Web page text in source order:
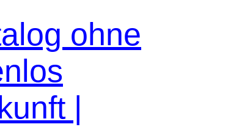
ohne
|